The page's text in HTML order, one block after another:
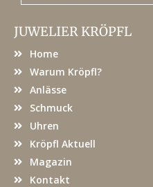
JUWELIER KRÖPFL
Home
Warum Kröpfl?
Anlässe
Schmuck
Uhren
Kröpfl Aktuell
Magazin
Kontakt